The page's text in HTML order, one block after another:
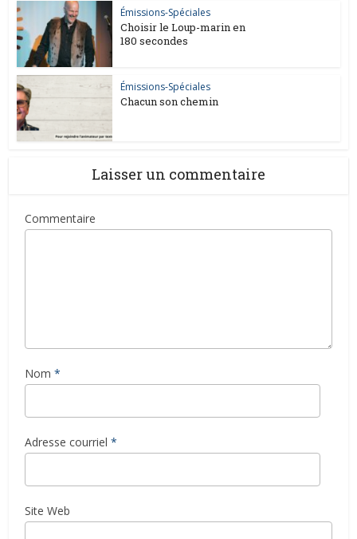
Émissions-Spéciales
Choisir le Loup-marin en
180 secondes
Émissions-Spéciales
Chacun son chemin
Laisser un commentaire
Commentaire
Nom *
Adresse courriel *
Site Web